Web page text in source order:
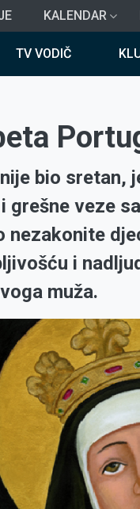
KALENDAR
TV VODIČ
bio sretan,
grešne veze
nezakonite
i
muža.